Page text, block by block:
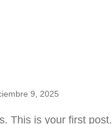
9, 2025
This is your first post.